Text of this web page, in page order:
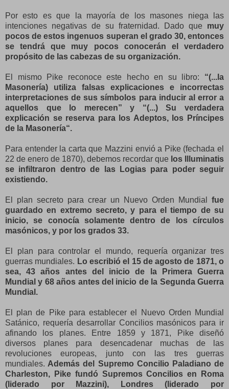
Por esto es que la mayoría de los masones niega las
intenciones negativas de su fraternidad. Dado que muy
pocos de estos ingenuos superan el grado 30, entonces
se tendrá que muy pocos conocerán el verdadero
propósito de las cabezas de su organización.
El mismo Pike reconoce este hecho en su libro: “(...la
Masonería) utiliza falsas explicaciones e incorrectas
interpretaciones de sus símbolos para inducir al error a
aquellos que lo merecen” y “(...) Su verdadera
explicación se reserva para los Adeptos, los Príncipes
de la Masonería“.
Para entender la carta que Mazzini envió a Pike (fechada el
22 de enero de 1870), debemos recordar que los Illuminatis
se infiltraron dentro de las Logias para poder seguir
existiendo.
El plan secreto para crear un Nuevo Orden Mundial
fue
guardado en extremo secreto, y para el tiempo de su
inicio, se conocía solamente dentro de los círculos
masónicos, y por los grados 33.
El plan para controlar el mundo, requería organizar tres
guerras mundiales. Lo escribió el 15 de agosto de 1871, o
sea, 43 años antes del inicio de la Primera Guerra
Mundial y 68 años antes del inicio de la Segunda Guerra
Mundial.
El plan de Pike para establecer el Nuevo Orden Mundial
Satánico, requería desarrollar Concilios masónicos para ir
afinando los planes. Entre 1859 y 1871, Pike diseñó
diversos planes para desencadenar muchas de las
revoluciones europeas, junto con las tres guerras
mundiales. Además del Supremo Concilio Paladiano de
Charleston, Pike fundó Supremos Concilios en Roma
(liderado por Mazzini), Londres (liderado por